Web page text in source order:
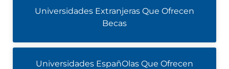
Universidades Extranjeras Que Ofrecen
Becas
Universidades EspañOlas Que Ofrecen